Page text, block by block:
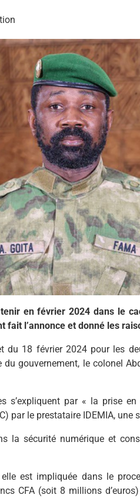
en février 2024 dans le
fait l’annonce et donné les
du 18 février 2024 pour les
gouvernement, le colonel
s’expliquent par « la prise
par le prestataire IDEMIA, une
la sécurité numérique et
est impliquée dans le
CFA (soit 8 millions